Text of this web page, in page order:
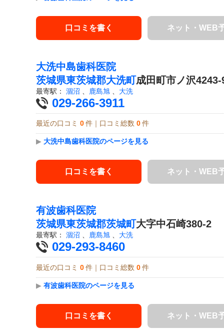
口コミを書く ネット・WEB
大洗中島歯科医院
茨城県東茨城郡大洗町成田町市ノ沢4243-
最寄駅： 涸沼 鹿島旭 大洗
029-266-3911
最近の口コミ 0 件｜口コミ総数 0 件
▶ 大洗中島歯科医院のページを見る
口コミを書く ネット・WEB
有波歯科医院
茨城県東茨城郡茨城町大字中石崎380-2
最寄駅： 涸沼 、 鹿島旭 、 大洗
029-293-8460
最近の口コミ 0 件｜口コミ総数 0 件
▶ 有波歯科医院のページを見る
口コミを書く ネット・WEB